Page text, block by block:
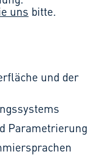
und der
Parametrierung
uns bitte.